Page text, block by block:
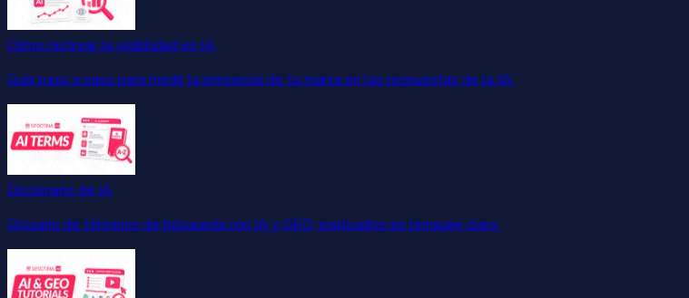
Cómo rastrear la visibilidad en IA
Guía paso a paso para medir la presencia de tu marca en las respuestas de la IA.
Diccionario de IA
Glosario de términos de búsqueda con IA y GEO, explicados en lenguaje claro.